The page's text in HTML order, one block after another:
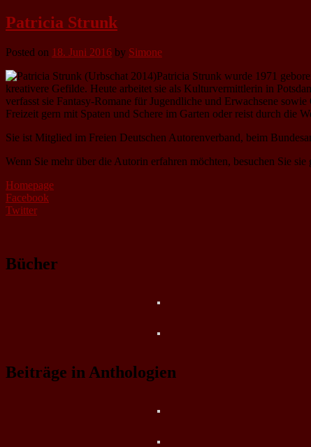
Patricia Strunk
Posted on 18. Juni 2016 by Simone
Patricia Strunk wurde 1971
kreativere Gefilde. Heute arbeitet sie als Kulturvermittlerin in
verfasst sie Fantasy-Romane für Jugendliche und Erwachsene
Freizeit gern mit Spaten und Schere im Garten oder reist durch die
Sie ist Mitglied im Freien Deutschen Autorenverband, beim
Wenn Sie mehr über die Autorin erfahren möchten, besuchen Sie
Homepage
Facebook
Twitter
Bücher
Beiträge in Anthologien